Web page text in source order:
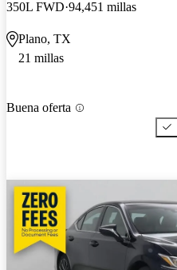
350L FWD 94,451 millas
Plano, TX
21 millas
Buena oferta